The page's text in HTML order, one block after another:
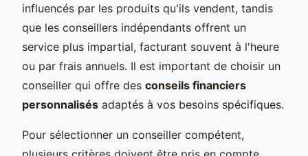
influencés par les produits qu'ils vendent, tandis
que les conseillers indépendants offrent un
service plus impartial, facturant souvent à l'heure
ou par frais annuels. Il est important de choisir un
conseiller qui offre des conseils financiers
personnalisés adaptés à vos besoins spécifiques.
Pour sélectionner un conseiller compétent,